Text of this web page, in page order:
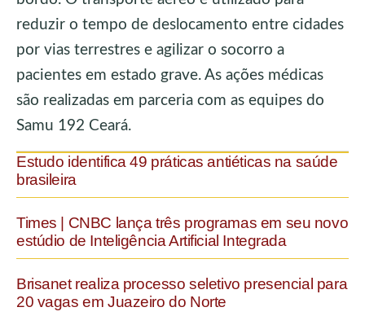
reduzir o tempo de deslocamento entre cidades
por vias terrestres e agilizar o socorro a
pacientes em estado grave. As ações médicas
são realizadas em parceria com as equipes do
Samu 192 Ceará.
Estudo identifica 49 práticas antiéticas na saúde
brasileira
Times | CNBC lança três programas em seu novo
estúdio de Inteligência Artificial Integrada
Brisanet realiza processo seletivo presencial para
20 vagas em Juazeiro do Norte